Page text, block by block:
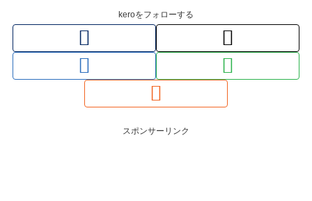
keroをフォローする
スポンサーリンク